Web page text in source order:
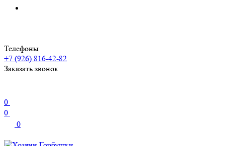
Телефоны
+7 (926) 816-42-82
Заказать звонок
0
0
0